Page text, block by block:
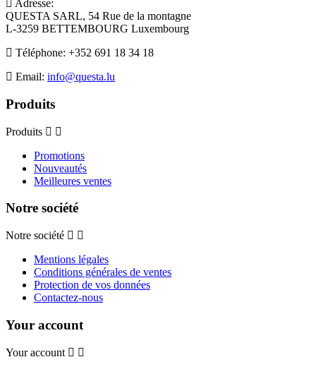
Adresse:
QUESTA SARL, 54 Rue de la montagne
L-3259 BETTEMBOURG Luxembourg
Téléphone: +352 691 18 34 18
Email: info@questa.lu
Produits
Produits
Promotions
Nouveautés
Meilleures ventes
Notre société
Notre société
Mentions légales
Conditions générales de ventes
Protection de vos données
Contactez-nous
Your account
Your account